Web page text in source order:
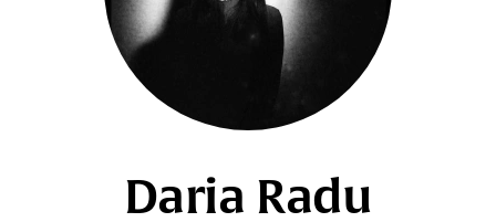
Daria Radu